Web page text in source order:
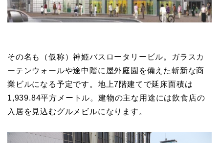
その名も（仮称）神姫バスロータリービル。ガラスカ
ーテンウォールや途中階に屋外庭園を備えた斬新な商
業ビルになる予定です。地上7階建てで延床面積は
1,939.84平方メートル。建物の主な用途には飲食店の
入居を見込むグルメビルになります。